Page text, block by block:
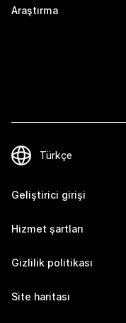
Araştırma
Geliştirici girişi
Hizmet şartları
Gizlilik politikası
Site haritası